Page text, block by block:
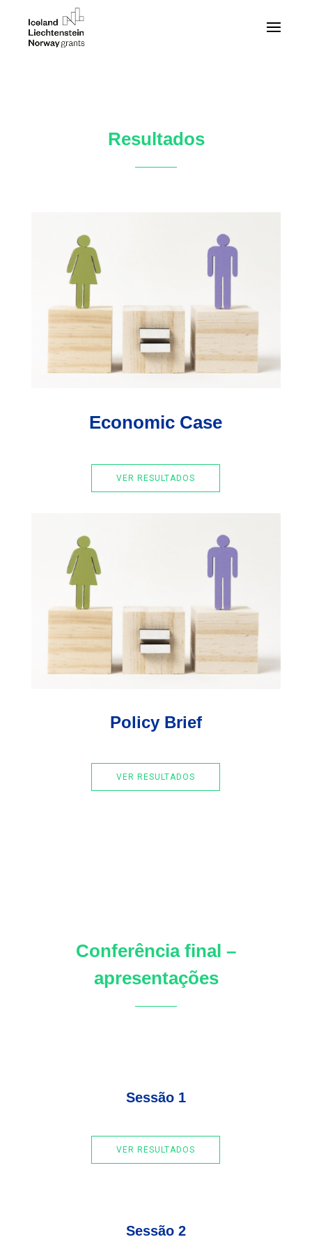
Resultados
Economic Case
VER RESULTADOS
Policy Brief
VER RESULTADOS
Conferência final –
apresentações
Sessão 1
VER RESULTADOS
Sessão 2